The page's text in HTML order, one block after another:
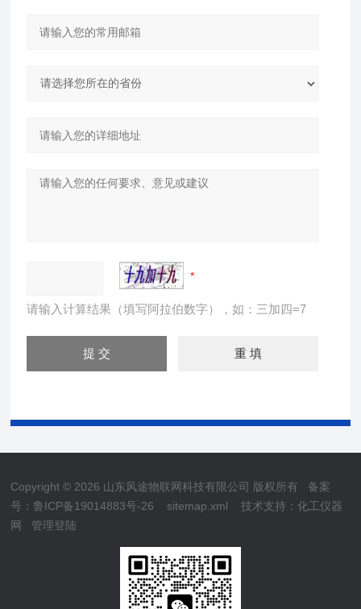
请输入计算结果（填写阿拉伯数字），如：三加四=7
Copyright © 2026 山东风途物联网科技有限公司 版权所有 备案
号：鲁ICP备19014883号-26
sitemap.xml 技术支持：化工仪器
网
管理登陆